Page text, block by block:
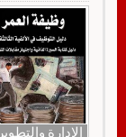
الإدارة والتطوير